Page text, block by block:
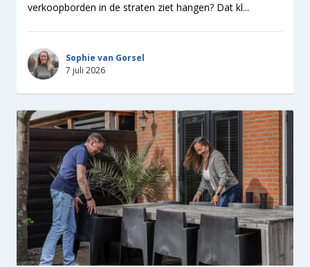
verkoopborden in de straten ziet hangen? Dat kl...
Sophie van Gorsel
7 juli 2026